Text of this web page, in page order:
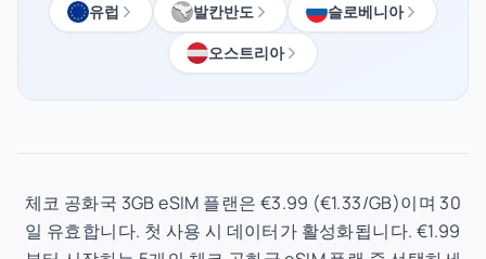
유럽 발칸반도
슬로베니아
오스트리아
체코 공화국 3GB eSIM 플랜은 €3.99 (€1.33/GB)이며 30
일 유효합니다. 첫 사용 시 데이터가 활성화됩니다. €1.99